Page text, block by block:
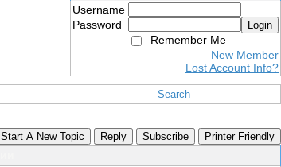
Username
Password
Login
Remember Me
New Member
Lost Account Info?
Search
Start A New Topic Reply Subscribe Printer Friendly